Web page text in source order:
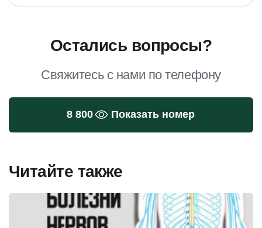
Остались вопросы?
Свяжитесь с нами по телефону
8 800 Показать номер
Читайте также